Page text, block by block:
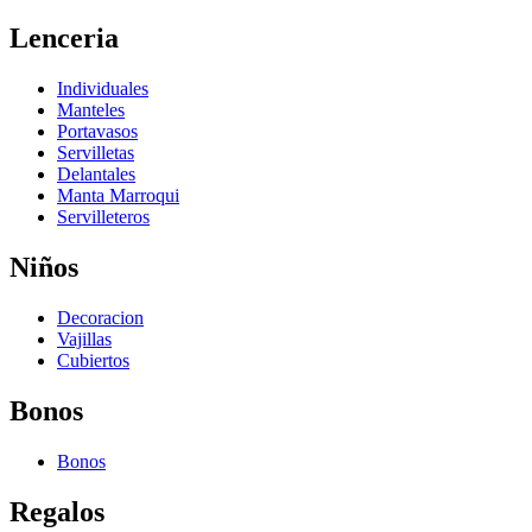
Lenceria
Individuales
Manteles
Portavasos
Servilletas
Delantales
Manta Marroqui
Servilleteros
Niños
Decoracion
Vajillas
Cubiertos
Bonos
Bonos
Regalos